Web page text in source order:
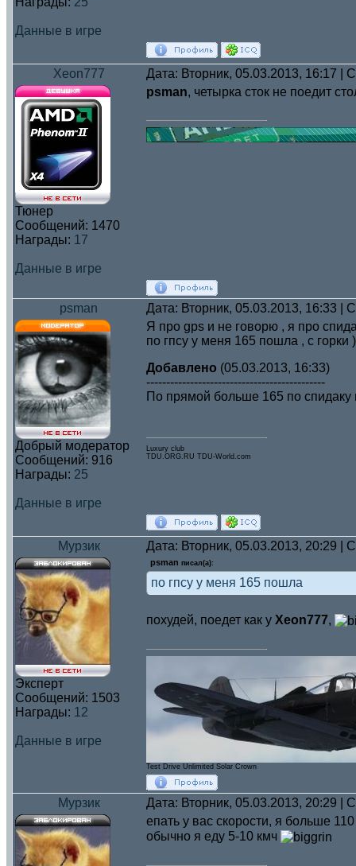
Данные в игре
Xeon777 Дата: Вторник, 05.03.2013, 16:17 |
Тюнер
Сообщений: 1470
Награды: 17
Данные в игре
psman, четырка сток не поедит
psman Дата: Вторник, 05.03.2013, 16:33 |
Добрый модератор
Сообщений: 916
Награды: 25
Данные в игре
Я про gps и не говорю , я про
по гпсу у меня 165 пошла , с горки )
Добавлено (05.03.2013, 16:33)
---------------------------------------------
По прямой больше 165 по спидаку
Luxury club
TDU.ORG.RU TDU-World.com
Мурзик Дата: Вторник, 05.03.2013, 20:29 |
Эксперт
Сообщений: 1503
Награды: 12
Данные в игре
psman писал(а):
по гпсу у меня 165 пошла
похудей, поедет как у Xeon777,
Test Drive Unlimited Solar Crown
Мурзик
Дата: Вторник, 05.03.2013, 20:29 |
епать у вас скорости, я больше
обычно я еду 5-10 кмч